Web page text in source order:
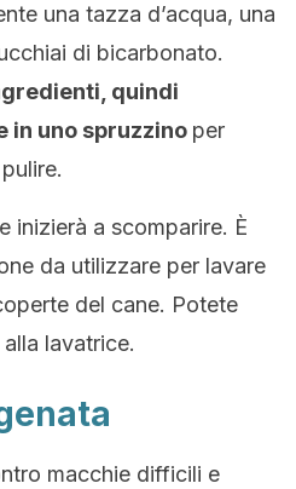
una tazza d’acqua, una
di bicarbonato.
quindi
in uno spruzzino per
inizierà a scomparire. È
da utilizzare per lavare
del cane. Potete
lavatrice.
macchie difficili e